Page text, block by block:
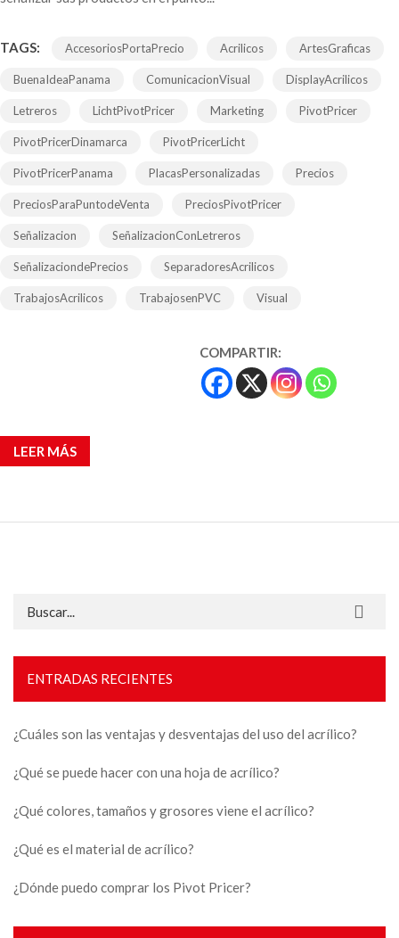
TAGS: AccesoriosPortaPrecio Acrilicos ArtesGraficas
BuenaIdeaPanama ComunicacionVisual DisplayAcrilicos
Letreros LichtPivotPricer Marketing PivotPricer
PivotPricerDinamarca PivotPricerLicht
PivotPricerPanama PlacasPersonalizadas Precios
PreciosParaPuntodeVenta PreciosPivotPricer
Señalizacion SeñalizacionConLetreros
SeñalizaciondePrecios SeparadoresAcrilicos
TrabajosAcrilicos TrabajosenPVC Visual
COMPARTIR:
LEER MÁS
Buscar:
ENTRADAS RECIENTES
¿Cuáles son las ventajas y desventajas del uso del acrílico?
¿Qué se puede hacer con una hoja de acrílico?
¿Qué colores, tamaños y grosores viene el acrílico?
¿Qué es el material de acrílico?
¿Dónde puedo comprar los Pivot Pricer?